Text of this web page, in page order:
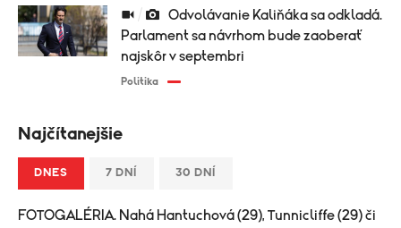
Parlament sa návrhom bude zaoberať
najskôr v septembri
Politika
Najčítanejšie
DNES 7 DNÍ 30 DNÍ
FOTOGALÉRIA. Nahá Hantuchová (29), Tunnicliffe (29) či